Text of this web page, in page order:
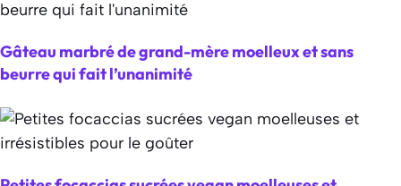
Gâteau marbré de grand-mère moelleux et sans
beurre qui fait l’unanimité